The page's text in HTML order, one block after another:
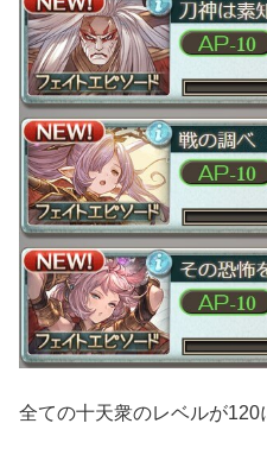
全ての十天衆のレベルが120